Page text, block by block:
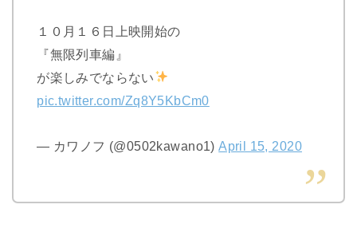
１０月１６日上映開始の
『無限列車編』
が楽しみでならない
pic.twitter.com/Zq8Y5KbCm0
— カワノフ (@0502kawano1)April 15, 2020